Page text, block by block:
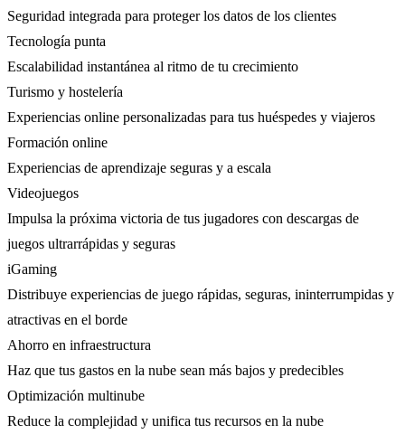
Seguridad integrada para proteger los datos de los clientes
Tecnología punta
Escalabilidad instantánea al ritmo de tu crecimiento
Turismo y hostelería
Experiencias online personalizadas para tus huéspedes y viajeros
Formación online
Experiencias de aprendizaje seguras y a escala
Videojuegos
Impulsa la próxima victoria de tus jugadores con descargas de
juegos ultrarrápidas y seguras
iGaming
Distribuye experiencias de juego rápidas, seguras, ininterrumpidas y
atractivas en el borde
Ahorro en infraestructura
Haz que tus gastos en la nube sean más bajos y predecibles
Optimización multinube
Reduce la complejidad y unifica tus recursos en la nube